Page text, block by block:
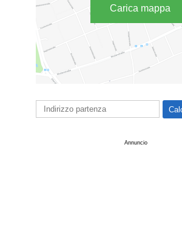
Carica mappa
Annuncio